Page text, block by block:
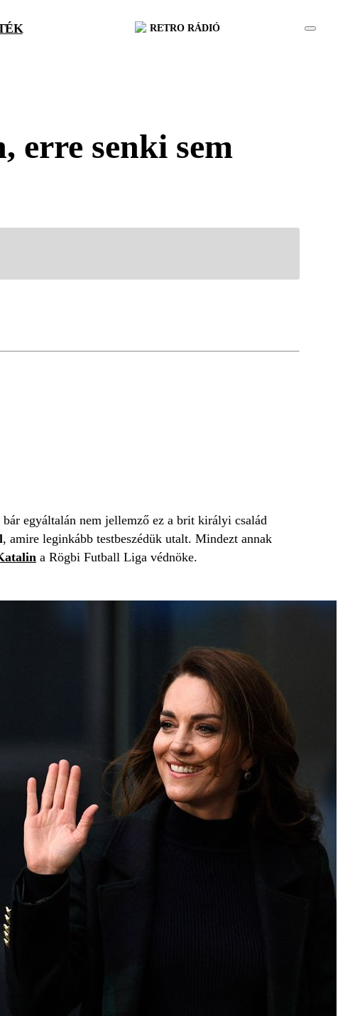
RETRO RÁDIÓ
erre senki sem
egyáltalán nem jellemző ez a brit királyi család
, amire leginkább testbeszédük utalt. Mindezt annak
a Rögbi Futball Liga védnöke.